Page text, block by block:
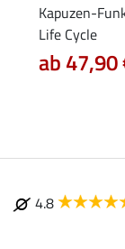
Kapuzen-
Life Cycle
ab 47,90
4.8